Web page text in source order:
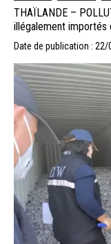
THAÏLANDE –
illégalement importés
Date de publication : 22/